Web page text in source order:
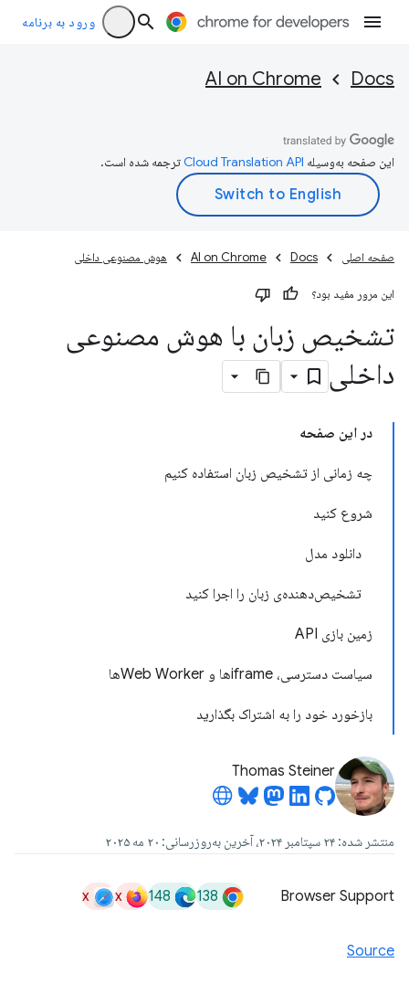
ورود به برنامه
Docs
AI on Chrome
این صفحه به‌وسیله ترجمه شده است.
صفحه اصلی Docs
AI on Chrome هوش مصنوعی داخلی
این مرور مفید بود؟
تشخیص زبان با هوش مصنوعی
داخلی
در این صفحه
چه زمانی از تشخیص زبان استفاده کنیم
شروع کنید
دانلود مدل
تشخیص‌دهنده‌ی زبان را اجرا کنید
زمین بازی API
سیاست دسترسی، iframeها و Web Workerها
بازخورد خود را به اشتراک بگذارید
Thomas Steiner
منتشر شده: ۲۴ سپتامبر ۲۰۲۴، آخرین به‌روزرسانی: ۲۰ مه ۲۰۲۵
Browser Support
138
148
x
x
Source